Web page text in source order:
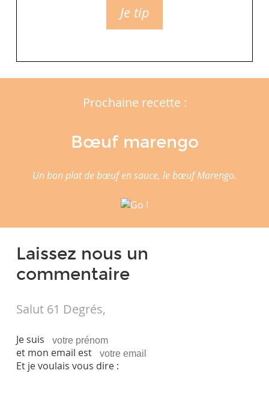
Je tip
Prochaine recette :
Bœuf marengo
Un bon plat de bœuf en sauce, le bœuf Marengo.
Laissez nous un
commentaire
Salut 61 Degrés,
Je suis
et mon email est
Et je voulais vous dire :